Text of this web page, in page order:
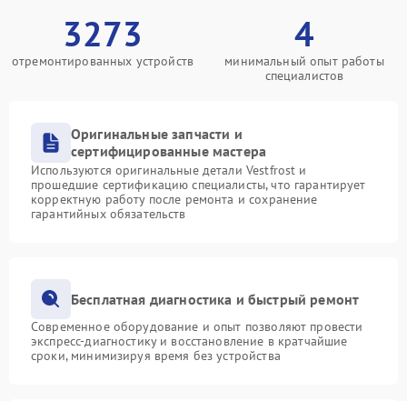
3273
отремонтированных устройств
4
минимальный опыт работы
специалистов
Оригинальные запчасти и
сертифицированные мастера
Используются оригинальные детали Vestfrost и
прошедшие сертификацию специалисты, что гарантирует
корректную работу после ремонта и сохранение
гарантийных обязательств
Бесплатная диагностика и быстрый ремонт
Современное оборудование и опыт позволяют провести
экспресс-диагностику и восстановление в кратчайшие
сроки, минимизируя время без устройства